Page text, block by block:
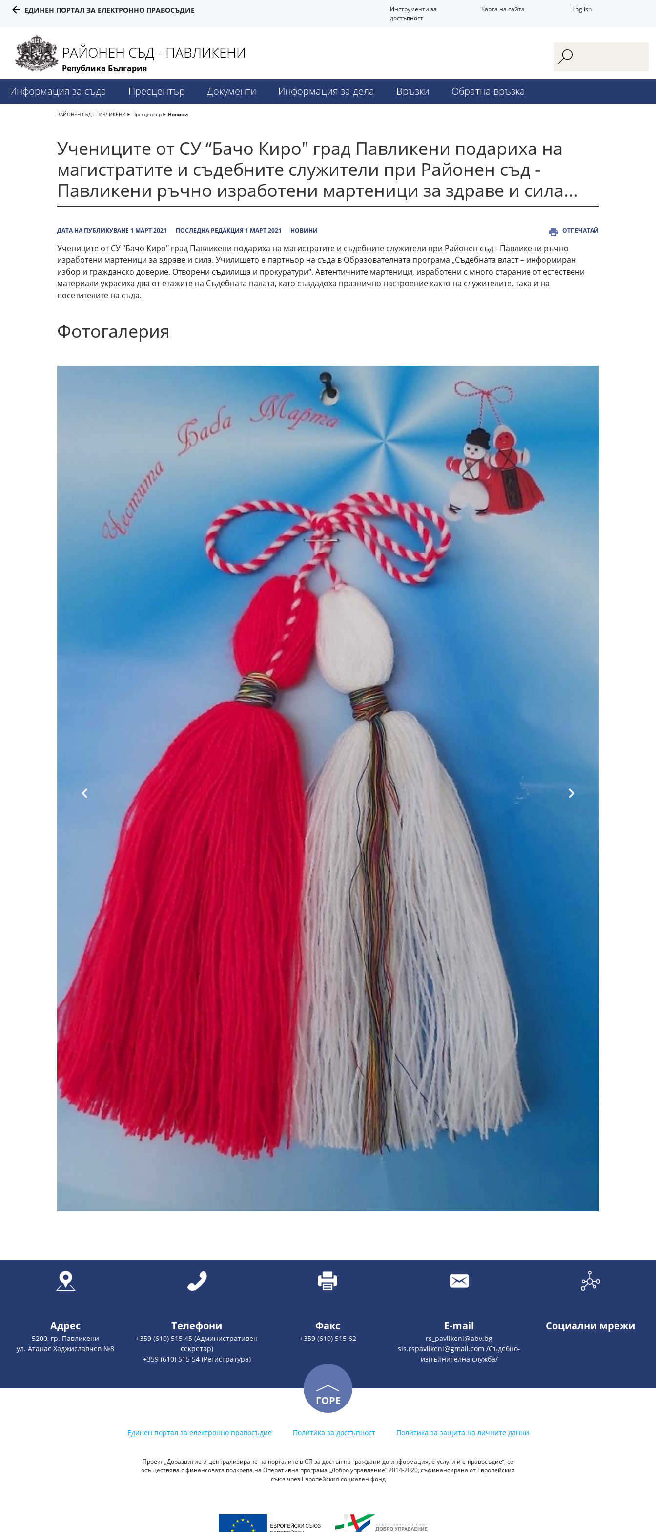
ЕДИНЕН ПОРТАЛ ЗА ЕЛЕКТРОННО ПРАВОСЪДИЕ
Инструменти за
достъпност
Карта на сайта English
РАЙОНЕН СЪД - ПАВЛИКЕНИ
Република България
Информация за съда Пресцентър Документи Информация за дела Връзки Обратна връзка
РАЙОНЕН СЪД - ПАВЛИКЕНИ Пресцентър Новини
Учениците от СУ “Бачо Киро" град Павликени подариха на
магистратите и съдебните служители при Районен съд -
Павликени ръчно изработени мартеници за здраве и сила...
ДАТА НА ПУБЛИКУВАНЕ 1 МАРТ 2021 ПОСЛЕДНА РЕДАКЦИЯ 1 МАРТ 2021 НОВИНИ ОТПЕЧАТАЙ
Учениците от СУ “Бачо Киро" град Павликени подариха на магистратите и съдебните служители при Районен съд - Павликени ръчно
изработени мартеници за здраве и сила. Училището е партньор на съда в Образователната програма „Съдебната власт – информиран
избор и гражданско доверие. Отворени съдилища и прокуратури“. Автентичните мартеници, изработени с много старание от естествени
материали украсиха два от етажите на Съдебната палата, като създадоха празнично настроение както на служителите, така и на
посетителите на съда.
Фотогалерия
Адрес
5200, гр. Павликени
ул. Атанас Хаджиславчев №8
Телефони
+359 (610) 515 45 (Административен
секретар)
+359 (610) 515 54 (Регистратура)
Факс
+359 (610) 515 62
E-mail
rs_pavlikeni@abv.bg
sis.rspavlikeni@gmail.com /Съдебно-
изпълнителна служба/
Социални мрежи
ГОРЕ
Единен портал за електронно правосъдие Политика за достъпност Политика за защита на личните данни
Проект „Доразвитие и централизиране на порталите в СП за достъп на граждани до информация, е-услуги и е-правосъдие“, се
осъществява с финансовата подкрепа на Оперативна програма „Добро управление“ 2014-2020, съфинансирана от Европейския
съюз чрез Европейския социален фонд